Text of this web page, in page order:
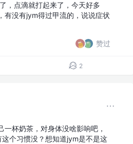
，点滴就打起来了，今天好多
有没有jym得过甲流的，说说症状
赞过
2
一杯奶茶，对身体没啥影响吧，
个习惯没？想知道jym是不是这